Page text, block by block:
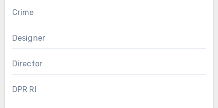
Crime
Designer
Director
DPR RI